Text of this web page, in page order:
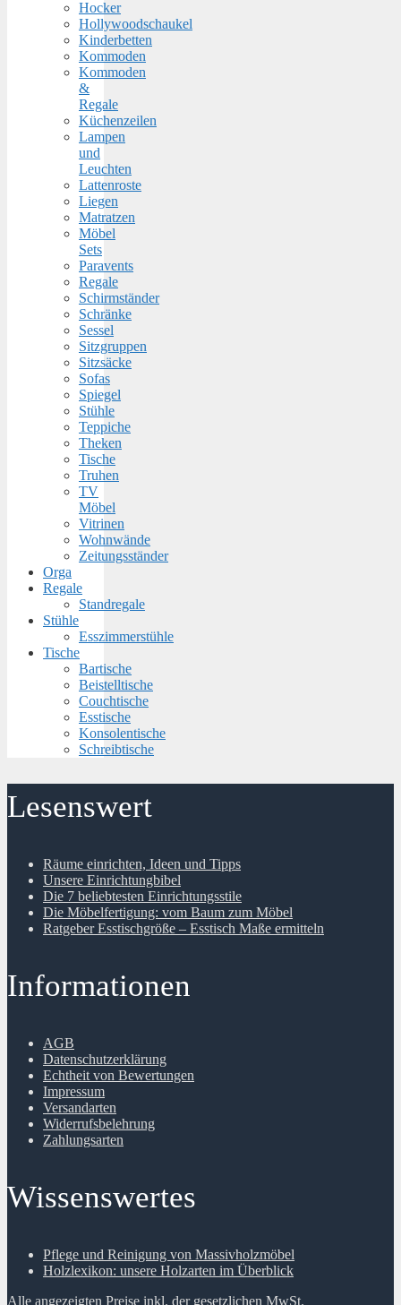
Hocker
Hollywoodschaukel
Kinderbetten
Kommoden
Kommoden
&
Regale
Küchenzeilen
Lampen
und
Leuchten
Lattenroste
Liegen
Matratzen
Möbel
Sets
Paravents
Regale
Schirmständer
Schränke
Sessel
Sitzgruppen
Sitzsäcke
Sofas
Spiegel
Stühle
Teppiche
Theken
Tische
Truhen
TV
Möbel
Vitrinen
Wohnwände
Zeitungsständer
Orga
Regale
Standregale
Stühle
Esszimmerstühle
Tische
Bartische
Beistelltische
Couchtische
Esstische
Konsolentische
Schreibtische
Lesenswert
Räume einrichten, Ideen und Tipps
Unsere Einrichtungbibel
Die 7 beliebtesten Einrichtungsstile
Die Möbelfertigung: vom Baum zum Möbel
Ratgeber Esstischgröße – Esstisch Maße ermitteln
Informationen
AGB
Datenschutzerklärung
Echtheit von Bewertungen
Impressum
Versandarten
Widerrufsbelehrung
Zahlungsarten
Wissenswertes
Pflege und Reinigung von Massivholzmöbel
Holzlexikon: unsere Holzarten im Überblick
Alle angezeigten Preise inkl. der gesetzlichen MwSt.